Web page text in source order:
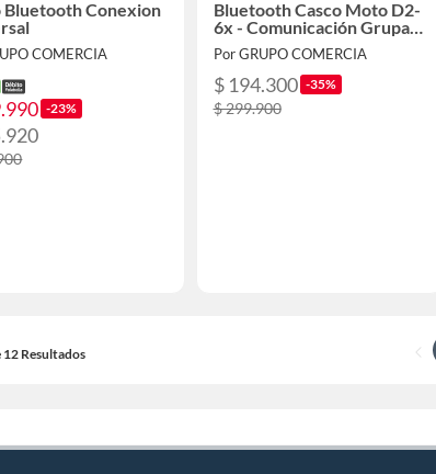
Bluetooth Conexion
COMERCIA
-23%
Bluetooth Casco Moto D2-
6x - Comunicación Grupal
Ip66
Por GRUPO COMERCIA
$ 194.300 -35%
$ 299.900
12 Resultados